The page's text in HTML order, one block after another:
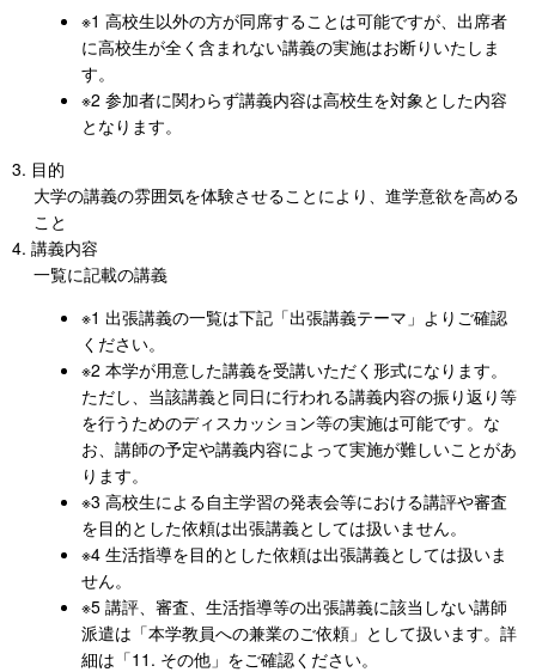
※1 高校生以外の方が同席することは可能ですが、出席者
に高校生が全く含まれない講義の実施はお断りいたしま
す。
※2 参加者に関わらず講義内容は高校生を対象とした内容
となります。
目的
大学の講義の雰囲気を体験させることにより、進学意欲を高める
こと
講義内容
一覧に記載の講義
※1 出張講義の一覧は下記「出張講義テーマ」よりご確認
ください。
※2 本学が用意した講義を受講いただく形式になります。
ただし、当該講義と同日に行われる講義内容の振り返り等
を行うためのディスカッション等の実施は可能です。な
お、講師の予定や講義内容によって実施が難しいことがあ
ります。
※3 高校生による自主学習の発表会等における講評や審査
を目的とした依頼は出張講義としては扱いません。
※4 生活指導を目的とした依頼は出張講義としては扱いま
せん。
※5 講評、審査、生活指導等の出張講義に該当しない講師
派遣は「本学教員への兼業のご依頼」として扱います。詳
細は「11. その他」をご確認ください。